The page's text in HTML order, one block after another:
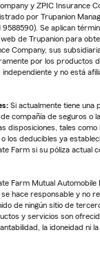
y ZPIC Insurance
por Trupanion
9588590). Se aplican
web de Trupanion para
Company, sus
por los productos
y no está
Si actualmente tiene una
compañía de seguros o
disposiciones, tales
los deducibles ya
Farm si su póliza actual
Farm Mutual Automobile
hace responsable y no
de ningún sitio de
y servicios son
la idoneidad ni